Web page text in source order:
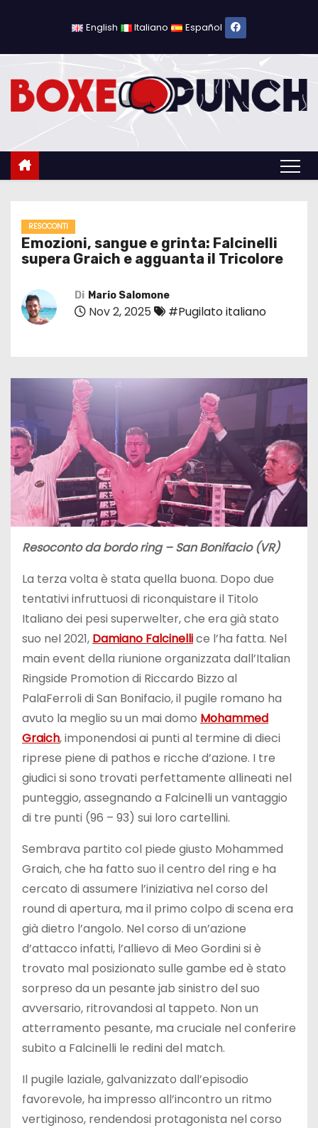
c
English Italiano Español
RESOCONTI
Emozioni, sangue e grinta: Falcinelli
supera Graich e agguanta il Tricolore
Di Mario Salomone
Nov 2, 2025 #Pugilato italiano
Resoconto da bordo ring – San Bonifacio (VR)
La terza volta è stata quella buona. Dopo due
tentativi infruttuosi di riconquistare il Titolo
Italiano dei pesi superwelter, che era già stato
suo nel 2021, Damiano Falcinellice l’ha fatta. Nel
main event della riunione organizzata dall’Italian
Ringside Promotion di Riccardo Bizzo al
PalaFerroli di San Bonifacio, il pugile romano ha
avuto la meglio su un mai domo Mohammed
Graich, imponendosi ai punti al termine di dieci
riprese piene di pathos e ricche d’azione. I tre
giudici si sono trovati perfettamente allineati nel
punteggio, assegnando a Falcinelli un vantaggio
di tre punti (96 – 93) sui loro cartellini.
Sembrava partito col piede giusto Mohammed
Graich, che ha fatto suo il centro del ring e ha
cercato di assumere l’iniziativa nel corso del
round di apertura, ma il primo colpo di scena era
già dietro l’angolo. Nel corso di un’azione
d’attacco infatti, l’allievo di Meo Gordini si è
trovato mal posizionato sulle gambe ed è stato
sorpreso da un pesante jab sinistro del suo
avversario, ritrovandosi al tappeto. Non un
atterramento pesante, ma cruciale nel conferire
subito a Falcinelli le redini del match.
Il pugile laziale, galvanizzato dall’episodio
favorevole, ha impresso all’incontro un ritmo
vertiginoso, rendendosi protagonista nel corso